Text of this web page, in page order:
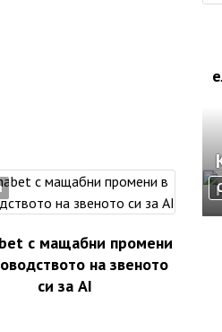
с мащабни промени
на звеното
си за AI